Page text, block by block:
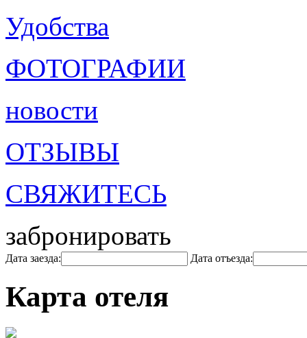
Удобства
ФОТОГРАФИИ
новости
ОТЗЫВЫ
СВЯЖИТЕСЬ
забронировать
Дата заезда: Дата отъезда:
Карта отеля